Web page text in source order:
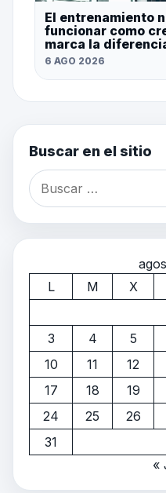
El entrenamiento
funcionar como
marca la
6 AGO 2026
Buscar en el sitio
L
M X
3
4 5
10
11 12
17
18 19
24
25 26
31
«